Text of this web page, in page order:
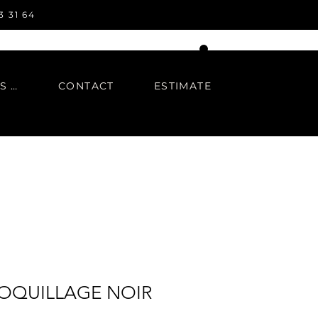
31 64
IN REGARDS TO CONTACT ESTIMATE
NOIR